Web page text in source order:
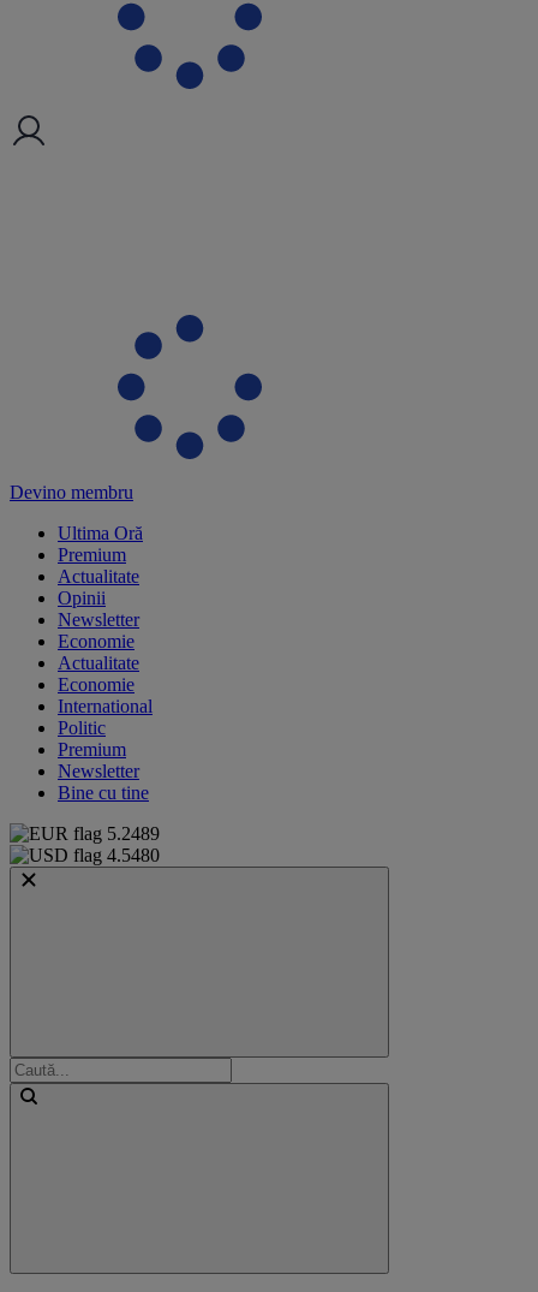
Devino membru
Ultima Oră
Premium
Actualitate
Opinii
Newsletter
Economie
Actualitate
Economie
International
Politic
Premium
Newsletter
Bine cu tine
5.2489
4.5480